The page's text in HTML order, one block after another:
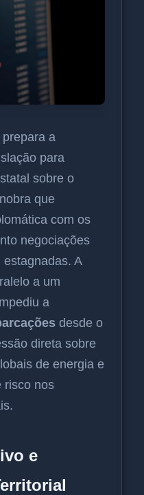
a
para
sobre o
que
com os
negociações
A
a um
a
desde o
direta sobre
de energia e
risco nos
e